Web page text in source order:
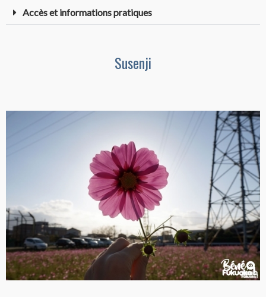
Accès et informations pratiques
Susenji